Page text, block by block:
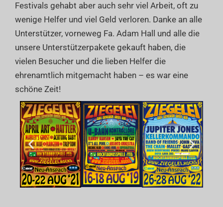
Festivals gehabt aber auch sehr viel Arbeit, oft zu
wenige Helfer und viel Geld verloren. Danke an alle
Unterstützer, vorneweg Fa. Adam Hall und alle die
unsere Unterstützerpakete gekauft haben, die
vielen Besucher und die lieben Helfer die
ehrenamtlich mitgemacht haben – es war eine
schöne Zeit!